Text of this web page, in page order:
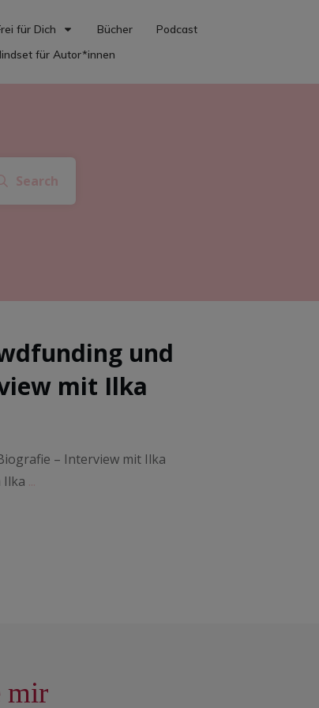
für Dich Bücher
Podcast
für Autor*innen
Search
und
mit Ilka
– Interview mit Ilka
Ilka ...
mir